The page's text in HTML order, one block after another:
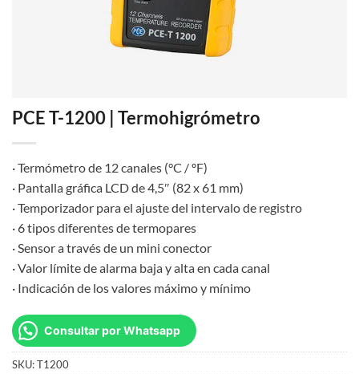
PCE T-1200 | Termohigrómetro
· Termómetro de 12 canales (°C / ºF)
· Pantalla gráfica LCD de 4,5″ (82 x 61 mm)
· Temporizador para el ajuste del intervalo de registro
· 6 tipos diferentes de termopares
· Sensor a través de un mini conector
· Valor límite de alarma baja y alta en cada canal
· Indicación de los valores máximo y mínimo
Consultar por Whatsapp
SKU:T1200